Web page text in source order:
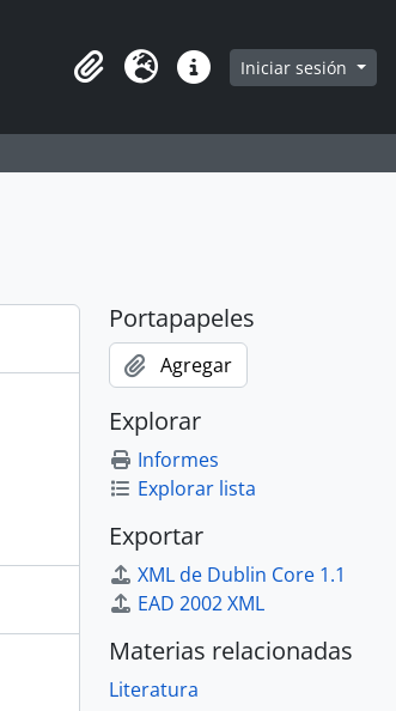
Portapapeles
Idioma Enlaces rápidos
Iniciar sesión
Portapapeles
Agregar
Explorar
Informes
Explorar lista
Exportar
XML de Dublin Core 1.1
EAD 2002 XML
Materias relacionadas
Literatura